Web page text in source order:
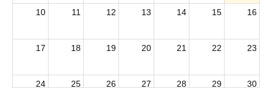
10 11 12 13 14 15 16
17 18 19 20 21 22 23
24 25 26 27 28 29 30